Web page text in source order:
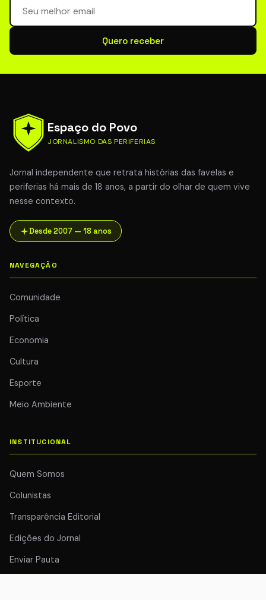
Quero receber
Espaço do Povo
JORNALISMO DAS PERIFERIAS
Jornal independente que retrata histórias das favelas e
periferias há mais de 18 anos, a partir do olhar de quem vive
nesse contexto.
Desde 2007 — 18 anos
NAVEGAÇÃO
Comunidade
Política
Economia
Cultura
Esporte
Meio Ambiente
INSTITUCIONAL
Quem Somos
Colunistas
Transparência Editorial
Edições do Jornal
Enviar Pauta